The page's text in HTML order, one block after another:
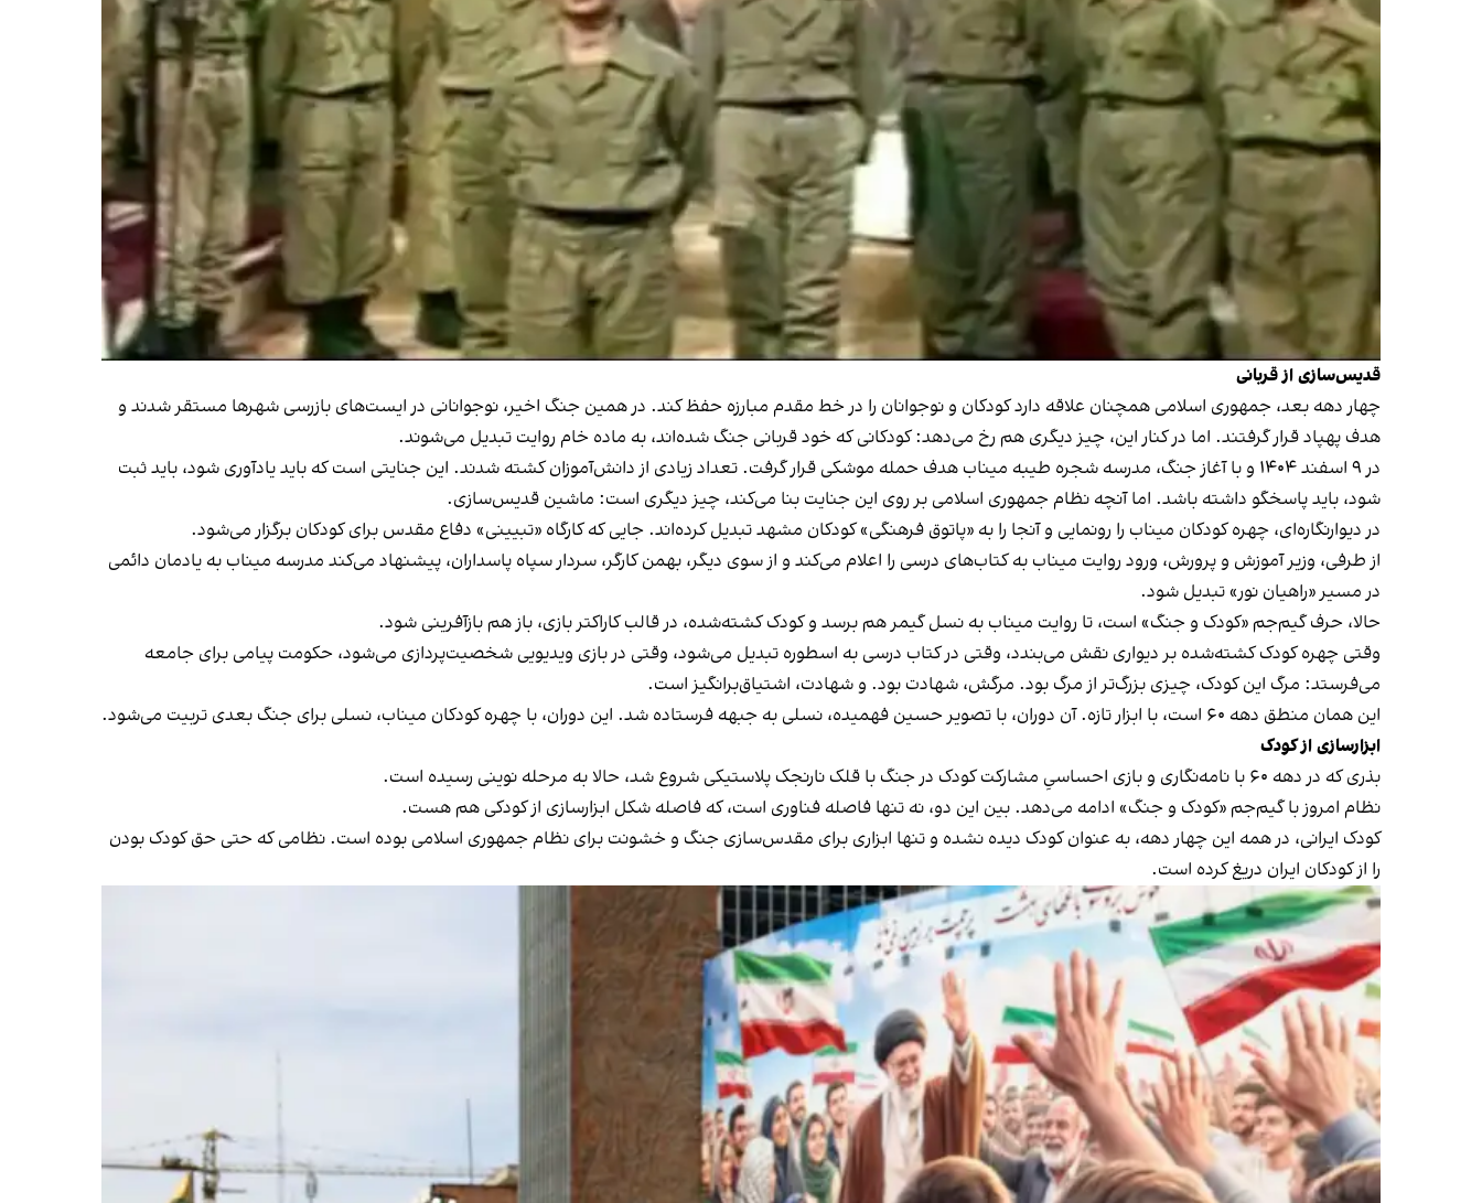
قدیس‌سازی از قربانی
چهار دهه بعد، جمهوری اسلامی همچنان علاقه دارد کودکان و نوجوانان را در خط مقدم مبارزه حفظ کند. در همین جنگ اخیر، نوجوانانی در ایست‌های بازرسی‌ شهرها مستقر شدند و
هدف پهپاد قرار گرفتند. اما در کنار این، چیز دیگری هم رخ می‌دهد: کودکانی که خود قربانی جنگ شده‌اند، به ماده خام روایت تبدیل می‌شوند.
در ۹ اسفند ۱۴۰۴ و با آغاز جنگ، مدرسه‌ شجره طیبه میناب هدف حمله موشکی قرار گرفت. تعداد زیادی از دانش‌آموزان کشته شدند. این جنایتی است که باید یادآوری شود، باید ثبت
شود، باید پاسخگو داشته باشد. اما آنچه نظام جمهوری اسلامی بر روی این جنایت بنا می‌کند، چیز دیگری است: ماشین قدیس‌سازی.
در دیوارنگاره‌ای، چهره کودکان میناب را رونمایی و آنجا را به «پاتوق فرهنگی» کودکان مشهد تبدیل کرده‌اند. جایی که کارگاه «تبیینی» دفاع مقدس برای کودکان برگزار می‌شود.
از طرفی، وزیر آموزش و پرورش، ورود روایت میناب به کتاب‌های درسی را اعلام می‌کند و از سوی دیگر، بهمن کارگر، سردار سپاه پاسداران، پیشنهاد می‌کند مدرسه میناب به یادمان دائمی
در مسیر «راهیان نور» تبدیل شود.
حالا، حرف گیم‌جم «کودک و جنگ» است، تا روایت میناب به نسل گیمر هم برسد و کودک کشته‌شده، در قالب کاراکتر بازی، باز هم بازآفرینی شود.
وقتی چهره کودک کشته‌شده بر دیواری نقش می‌بندد، وقتی در کتاب درسی به اسطوره تبدیل می‌شود، وقتی در بازی ویدیویی شخصیت‌پردازی می‌شود، حکومت پیامی برای جامعه
می‌فرستد: مرگ این کودک، چیزی بزرگ‌تر از مرگ بود. مرگش، شهادت بود. و شهادت، اشتیاق‌برانگیز است.
این همان منطق دهه‌ ۶۰ است، با ابزار تازه. آن دوران، با تصویر حسین فهمیده، نسلی به جبهه فرستاده شد. این دوران، با چهره کودکان میناب، نسلی برای جنگ بعدی تربیت می‌شود.
ابزارسازی از کودک
بذری که در دهه ۶۰ با نامه‌نگاری و بازی احساسیِ مشارکت کودک در جنگ با قلک نارنجک پلاستیکی شروع شد، حالا به مرحله نوینی رسیده است.
نظام امروز با گیم‌جم «کودک و جنگ» ادامه می‌دهد. بین این دو، نه تنها فاصله‌ فناوری است، که فاصله‌ شکل ابزارسازی از کودکی هم هست.
کودک ایرانی، در همه‌ این چهار دهه، به عنوان کودک دیده نشده و تنها ابزاری برای مقدس‌سازی جنگ و خشونت برای نظام جمهوری اسلامی بوده است. نظامی که حتی حق کودک بودن
را از کودکان ایران دریغ کرده است.